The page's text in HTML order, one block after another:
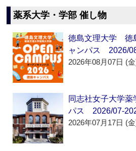
薬系大学・学部 催し物
徳島文理大学 徳
ャンパス 2026/
2026年08月07日 (
同志社女子大学
パス 2026/07-
2026年07月17日 (